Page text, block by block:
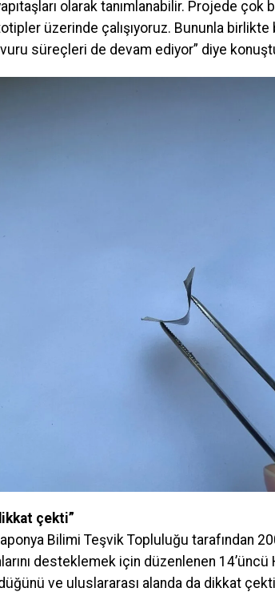
olarak tanımlanabilir. Projede çok
üzerinde çalışıyoruz. Bununla
süreçleri de devam ediyor” diye
çekti”
Bilimi Teşvik Topluluğu tarafından
desteklemek için düzenlenen 14’üncü
ve uluslararası alanda da dikkat